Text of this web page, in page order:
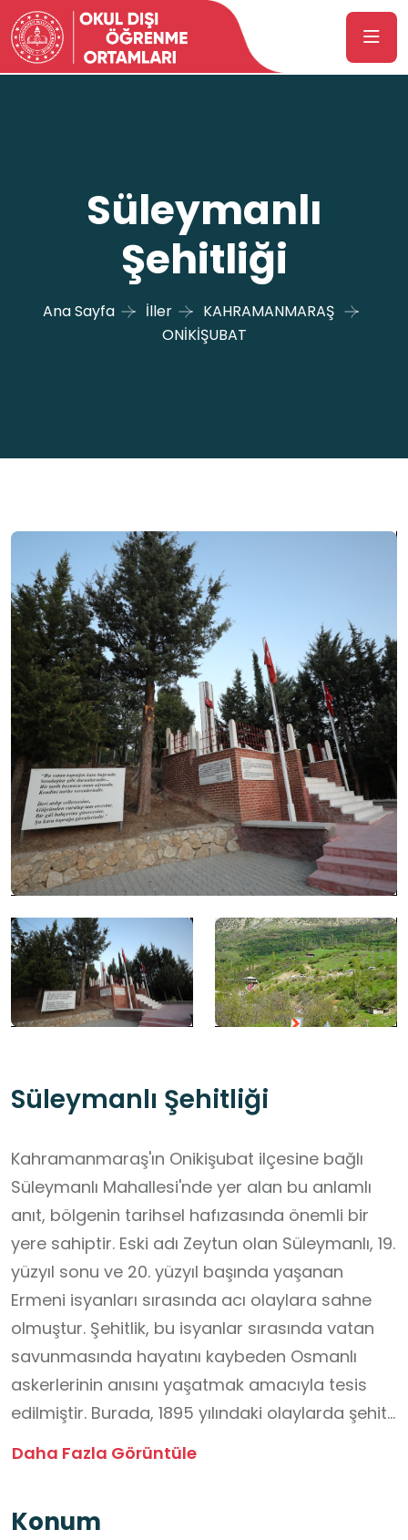
Süleymanlı
Şehitliği
Ana Sayfa İller
KAHRAMANMARAŞ
ONİKİŞUBAT
Süleymanlı Şehitliği
Kahramanmaraş'ın Onikişubat ilçesine bağlı
Süleymanlı Mahallesi'nde yer alan bu anlamlı
anıt, bölgenin tarihsel hafızasında önemli bir
yere sahiptir. Eski adı Zeytun olan Süleymanlı, 19.
yüzyıl sonu ve 20. yüzyıl başında yaşanan
Ermeni isyanları sırasında acı olaylara sahne
olmuştur. Şehitlik, bu isyanlar sırasında vatan
savunmasında hayatını kaybeden Osmanlı
askerlerinin anısını yaşatmak amacıyla tesis
edilmiştir. Burada, 1895 yılındaki olaylarda şehit
düşen Miralay Tahsin Bey ile 1915'teki
Binbaşı Süleyman Bey'in kabirleri bulunmaktadır.
Daha Fazla Görüntüle
Konum